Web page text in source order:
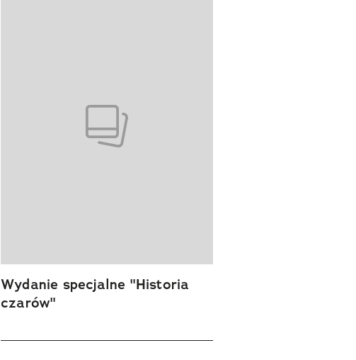
Wydanie specjalne "Historia
czarów"